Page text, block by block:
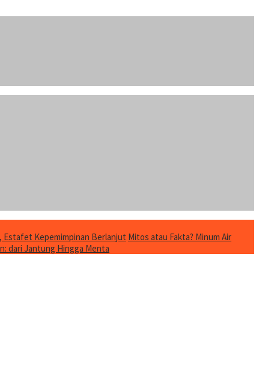
Estafet Kepemimpinan Berlanjut Mitos atau Fakta? Minum Air
dari Jantung Hingga Menta